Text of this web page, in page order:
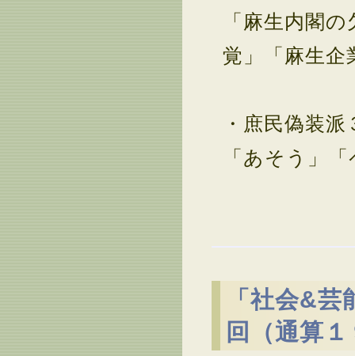
「麻生内閣
覚」「麻生企
・庶民偽装
「あそう」
「社会&
回（通算